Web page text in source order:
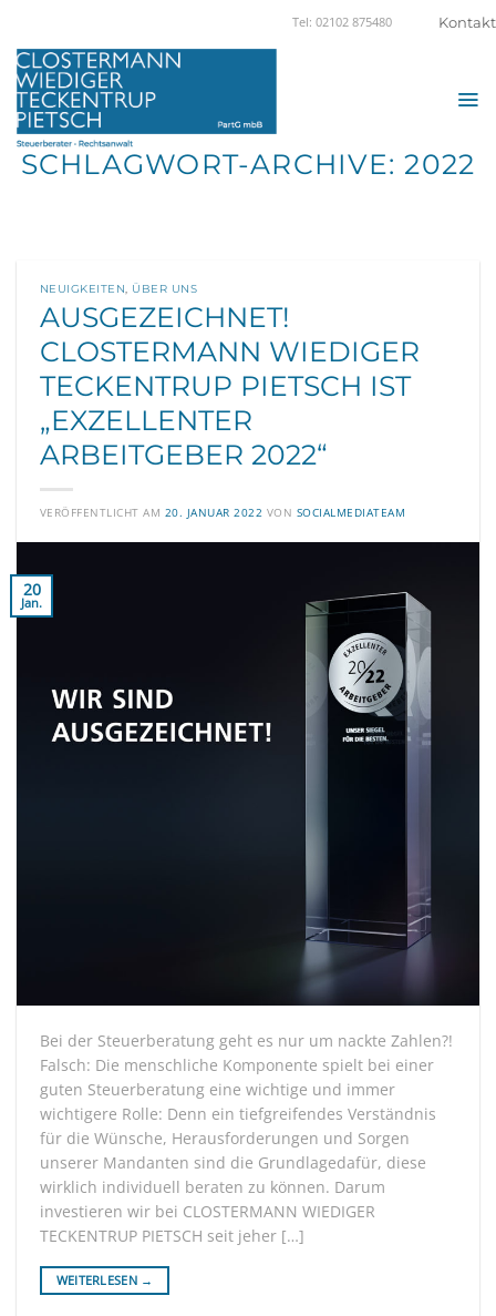
Inhalt
springen
Tel: 02102 875480 Kontakt
SCHLAGWORT-ARCHIVE:2022
NEUIGKEITEN, ÜBER UNS
AUSGEZEICHNET!
CLOSTERMANN WIEDIGER
TECKENTRUP PIETSCH IST
„EXZELLENTER
ARBEITGEBER 2022“
VERÖFFENTLICHT AM 20. JANUAR 2022 VON SOCIALMEDIATEAM
20
Jan.
Bei der Steuerberatung geht es nur um nackte Zahlen?!
Falsch: Die menschliche Komponente spielt bei einer
guten Steuerberatung eine wichtige und immer
wichtigere Rolle: Denn ein tiefgreifendes Verständnis
für die Wünsche, Herausforderungen und Sorgen
unserer Mandanten sind die Grundlagedafür, diese
wirklich individuell beraten zu können. Darum
investieren wir bei CLOSTERMANN WIEDIGER
TECKENTRUP PIETSCH seit jeher […]
WEITERLESEN →